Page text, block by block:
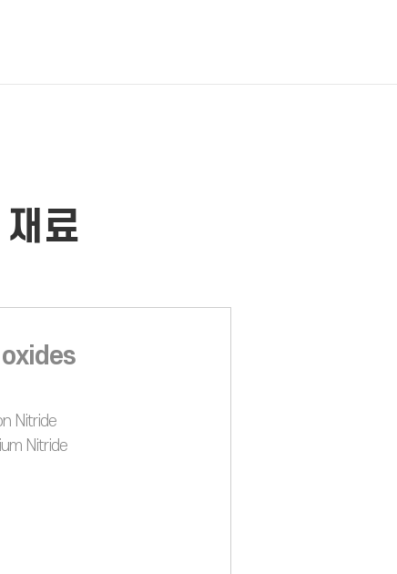
료
Nitride
Nitride